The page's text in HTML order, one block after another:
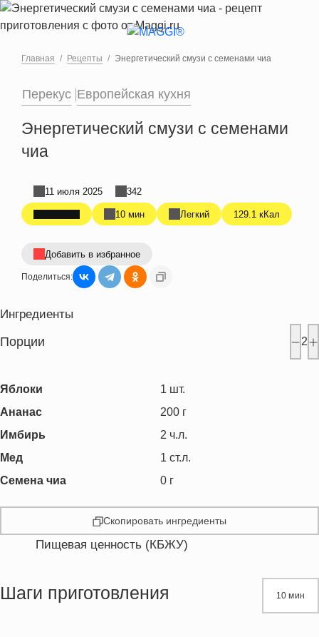
Перейти к основному содержанию
Главная Рецепты Энергетический смузи с семенами чиа
Перекус Европейская кухня
Энергетический смузи с семенами
чиа
10 мин Легкий 129.1 кКал
11 июля 2025 342
Добавить в избранное
Поделиться:
Ингредиенты
Порции 2
Яблоки 1 шт.
Ананас
200 г
Имбирь
2 ч.л.
Мед
1 ст.л.
Семена чиа
0 г
Скопировать ингредиенты
Пищевая ценность (КБЖУ)
Жиры
Шаги приготовления 10 мин